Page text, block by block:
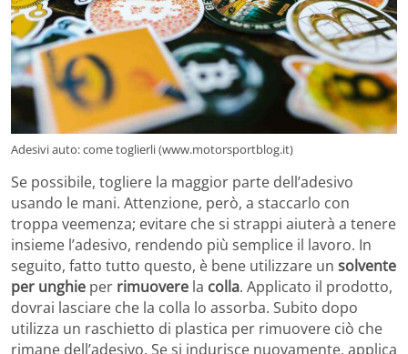
Adesivi auto: come toglierli (www.motorsportblog.it)
Se possibile, togliere la maggior parte dell’adesivo
usando le mani. Attenzione, però, a staccarlo con
troppa veemenza; evitare che si strappi aiuterà a tenere
insieme l’adesivo, rendendo più semplice il lavoro. In
seguito, fatto tutto questo, è bene utilizzare un solvente
per unghie per rimuovere la colla. Applicato il prodotto,
dovrai lasciare che la colla lo assorba. Subito dopo
utilizza un raschietto di plastica per rimuovere ciò che
rimane dell’adesivo. Se si indurisce nuovamente, applica